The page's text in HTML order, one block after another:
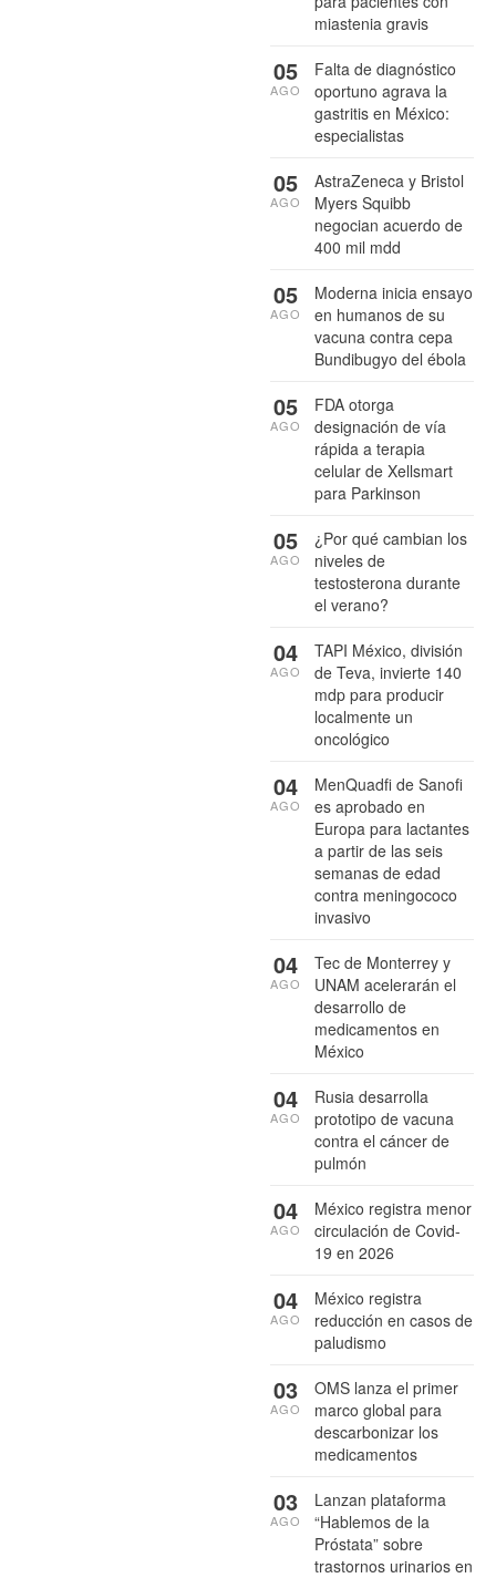
miastenia gravis
Falta de diagnóstico
oportuno agrava la
gastritis en México:
especialistas
05
AGO
AstraZeneca y Bristol
Myers Squibb
negocian acuerdo de
400 mil mdd
05
AGO
Moderna inicia ensayo
en humanos de su
vacuna contra cepa
Bundibugyo del ébola
05
AGO
FDA otorga
designación de vía
rápida a terapia
celular de Xellsmart
para Parkinson
05
AGO
¿Por qué cambian los
niveles de
testosterona durante
el verano?
05
AGO
TAPI México, división
de Teva, invierte 140
mdp para producir
localmente un
oncológico
04
AGO
MenQuadfi de Sanofi
es aprobado en
Europa para lactantes
a partir de las seis
semanas de edad
contra meningococo
invasivo
04
AGO
Tec de Monterrey y
UNAM acelerarán el
desarrollo de
medicamentos en
México
04
AGO
Rusia desarrolla
prototipo de vacuna
contra el cáncer de
pulmón
04
AGO
México registra menor
circulación de Covid-
19 en 2026
04
AGO
México registra
reducción en casos de
paludismo
04
AGO
OMS lanza el primer
marco global para
descarbonizar los
medicamentos
03
AGO
Lanzan plataforma
“Hablemos de la
Próstata” sobre
trastornos urinarios en
03
AGO